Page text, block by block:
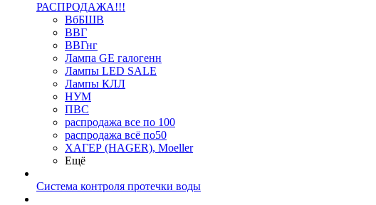
РАСПРОДАЖА!!!
ВбБШВ
ВВГ
ВВГнг
Лампа GE галогенн
Лампы LED SALE
Лампы КЛЛ
НУМ
ПВС
распродажа все по 100
распродажа всё по50
ХАГЕР (HAGER), Moeller
Ещё
Система контроля протечки воды